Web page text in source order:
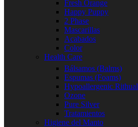
Fresh Orange
Happy Puppy
2 Phase
Mascarillas
Acabados
Color
Health Care
Bálsamos (Balms)
Espumas (Foams)
Hypoallergenic Rithual
Ozone
Pure Silver
Tratamientos
Higiene del Manto